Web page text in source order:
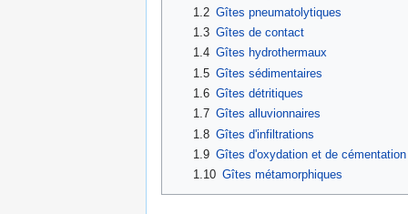
1.2 Gîtes pneumatolytiques
1.3 Gîtes de contact
1.4 Gîtes hydrothermaux
1.5 Gîtes sédimentaires
1.6 Gîtes détritiques
1.7 Gîtes alluvionnaires
1.8 Gîtes d'infiltrations
1.9 Gîtes d'oxydation et de cémentation
1.10 Gîtes métamorphiques